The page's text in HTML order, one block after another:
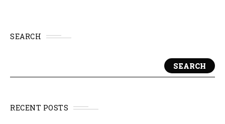
SEARCH
SEARCH
RECENT POSTS